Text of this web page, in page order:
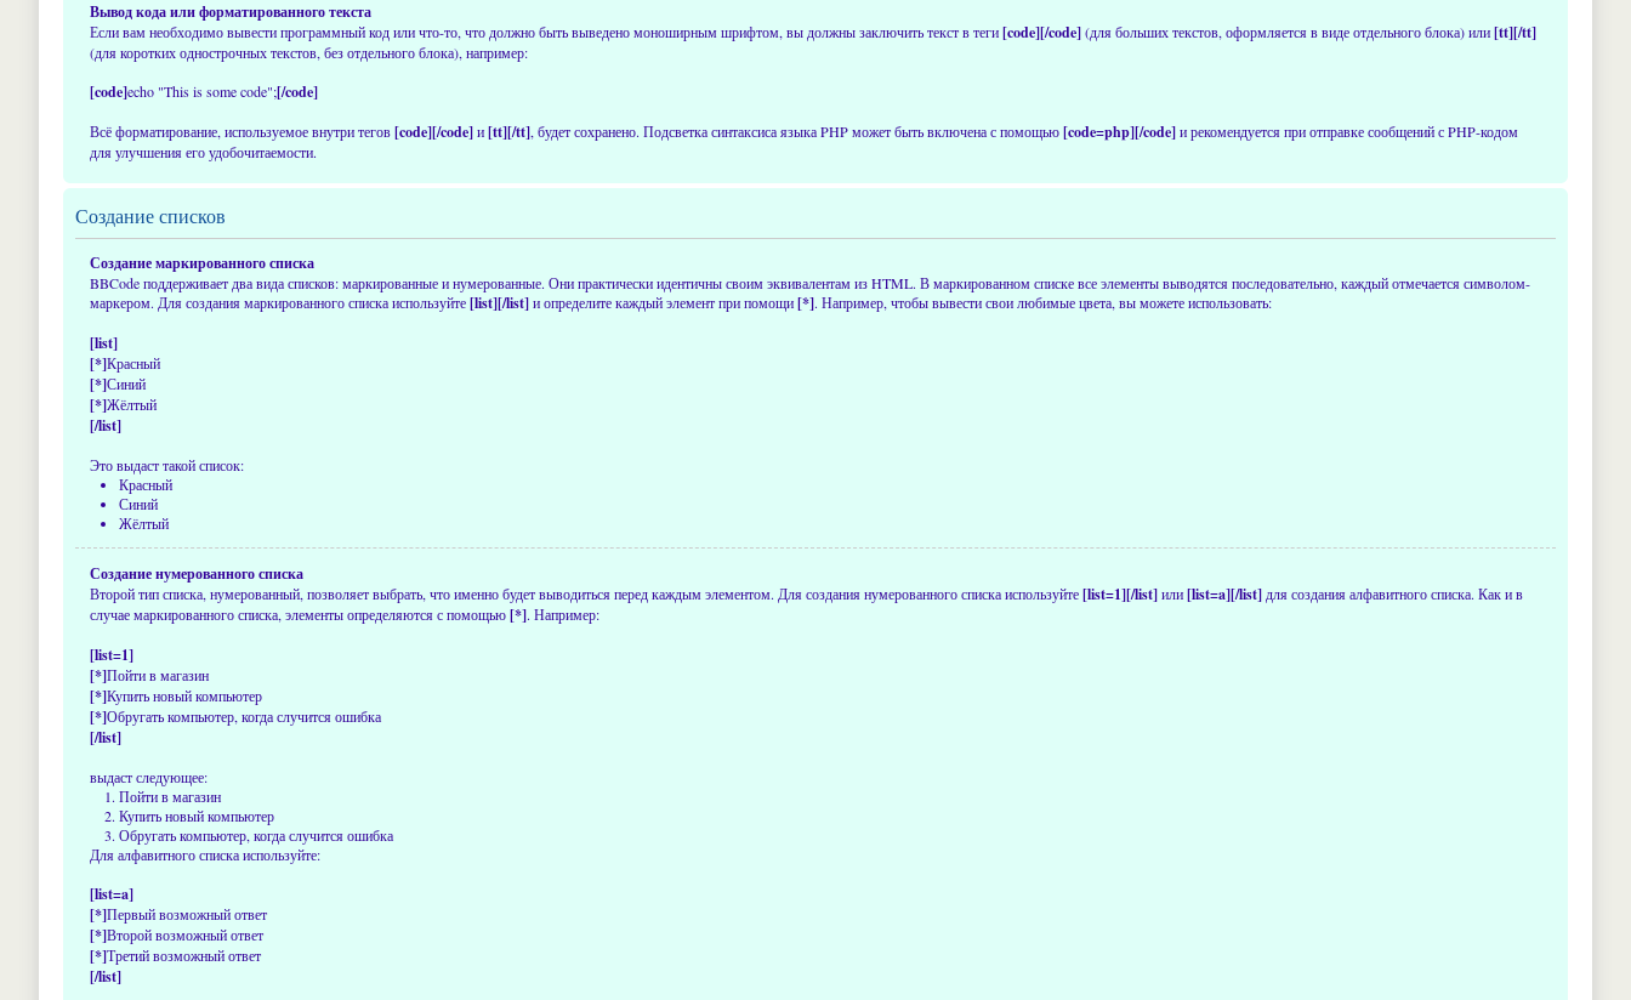
Вывод кода или форматированного текста
Если вам необходимо вывести программный код или что-то, что должно быть выведено моноширным шрифтом, вы должны заключить текст в теги[code][/code](для больших текстов, оформляется в виде отдельного блока) или[tt][/tt]
(для коротких однострочных текстов, без отдельного блока), например:
[code]echo "This is some code";[/code]
Всё форматирование, используемое внутри тегов[code][/code]и[tt][/tt], будет сохранено. Подсветка синтаксиса языка PHP может быть включена с помощью[code=php][/code]и рекомендуется при отправке сообщений с PHP-кодом
для улучшения его удобочитаемости.
Создание списков
Создание маркированного списка
BBCode поддерживает два вида списков: маркированные и нумерованные. Они практически идентичны своим эквивалентам из HTML. В маркированном списке все элементы выводятся последовательно, каждый отмечается символом-
маркером. Для создания маркированного списка используйте[list][/list]и определите каждый элемент при помощи[*]. Например, чтобы вывести свои любимые цвета, вы можете использовать:
[list]
[*]Красный
[*]Синий
[*]Жёлтый
[/list]
Это выдаст такой список:
Красный
Синий
Жёлтый
Создание нумерованного списка
Второй тип списка, нумерованный, позволяет выбрать, что именно будет выводиться перед каждым элементом. Для создания нумерованного списка используйте[list=1][/list]или[list=a][/list] для создания алфавитного списка. Как и в
случае маркированного списка, элементы определяются с помощью[*]. Например:
[list=1]
[*]Пойти в магазин
[*]Купить новый компьютер
[*]Обругать компьютер, когда случится ошибка
[/list]
выдаст следующее:
Пойти в магазин
Купить новый компьютер
Обругать компьютер, когда случится ошибка
Для алфавитного списка используйте:
[list=a]
[*]Первый возможный ответ
[*]Второй возможный ответ
[*]Третий возможный ответ
[/list]